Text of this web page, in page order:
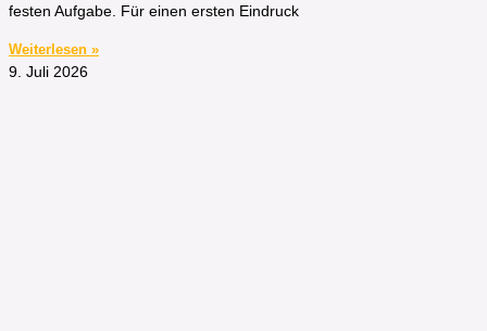
festen Aufgabe. Für einen ersten Eindruck
Weiterlesen »
9. Juli 2026